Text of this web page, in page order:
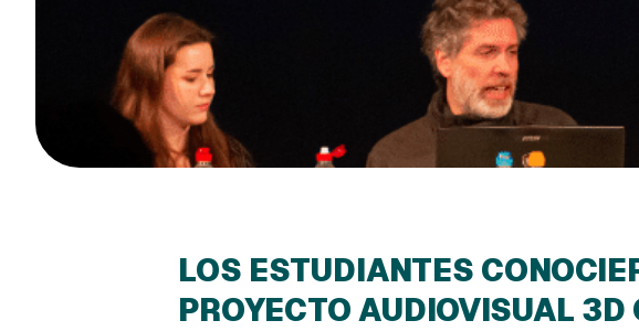
LOS ESTUDIANTES
PROYECTO AUDIOVISUAL